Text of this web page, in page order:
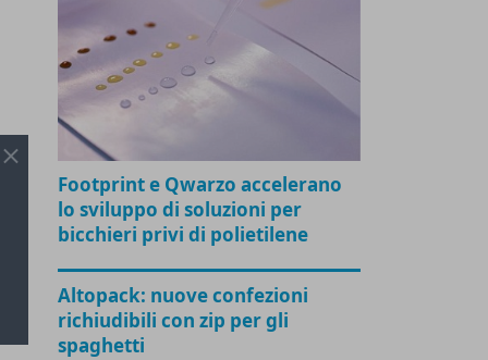
Footprint e Qwarzo accelerano
lo sviluppo di soluzioni per
bicchieri privi di polietilene
Altopack: nuove confezioni
richiudibili con zip per gli
spaghetti